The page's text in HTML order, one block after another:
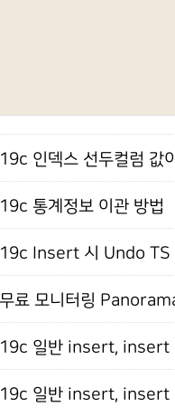
인덱스 선두컬럼 값
통계정보 이관 방법
Insert 시 Undo TS
료 모니터링
일반 insert, insert
일반 insert, insert